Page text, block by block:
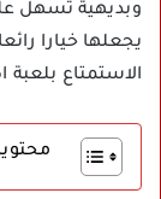
وبديهية تسهل
يجعلها خيارا
الاستمتاع